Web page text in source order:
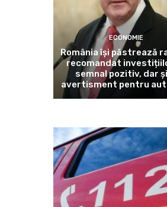
ECONOMIE
România își păstrează
recomandat
semnal pozitiv, dar
avertisment pentru